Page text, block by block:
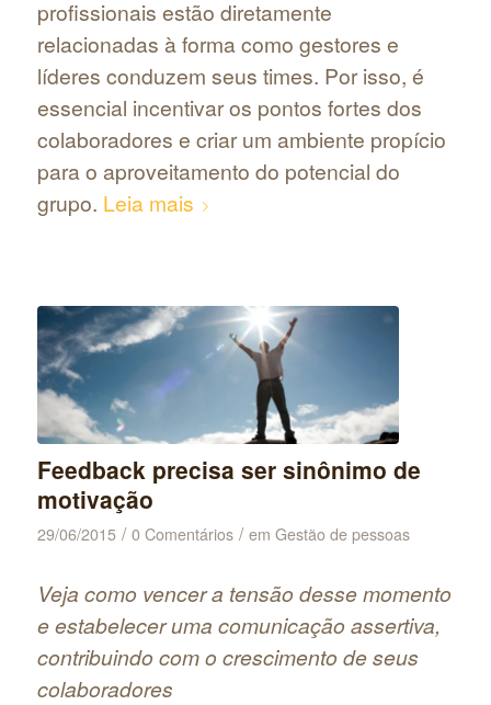
profissionais estão diretamente
relacionadas à forma como gestores e
líderes conduzem seus times. Por isso, é
essencial incentivar os pontos fortes dos
colaboradores e criar um ambiente propício
para o aproveitamento do potencial do
grupo. Leia mais
Feedback precisa ser sinônimo de
motivação
29/06/2015 / 0 Comentários / em Gestão de pessoas
Veja como vencer a tensão desse momento
e estabelecer uma comunicação assertiva,
contribuindo com o crescimento de seus
colaboradores